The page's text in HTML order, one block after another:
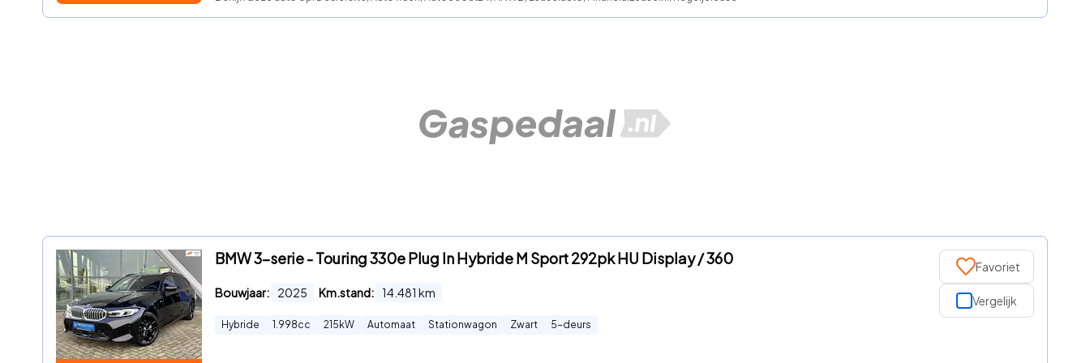
BMW 3-serie - Touring 330e Plug In Hybride M Sport 292pk HU Display / 360
Bouwjaar: 2025 Km.stand: 14.481 km
Hybride 1.998cc 215 kW Automaat Stationwagon Zwart 5-deurs
Favoriet
Vergelijk